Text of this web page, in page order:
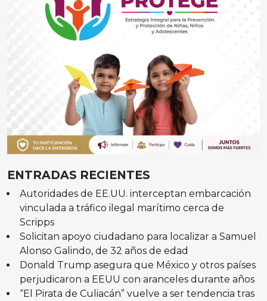
ENTRADAS RECIENTES
Autoridades de EE.UU. interceptan embarcación
vinculada a tráfico ilegal marítimo cerca de
Scripps
Solicitan apoyo ciudadano para localizar a Samuel
Alonso Galindo, de 32 años de edad
Donald Trump asegura que México y otros países
perjudicaron a EEUU con aranceles durante años
“El Pirata de Culiacán” vuelve a ser tendencia tras